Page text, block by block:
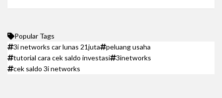
Popular Tags
3i networks car lunas 21juta
peluang usaha
tutorial cara cek saldo investasi
3inetworks
cek saldo 3i networks